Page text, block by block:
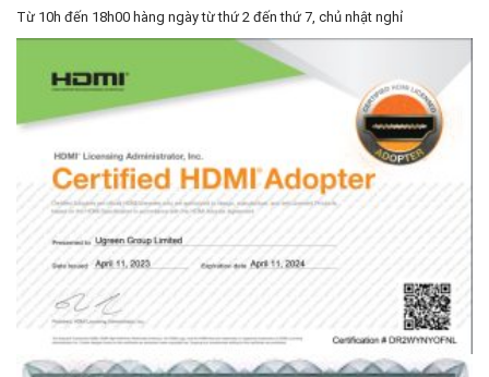
Từ 10h đến 18h00 hàng ngày từ thứ 2 đến thứ 7, chủ nhật nghỉ